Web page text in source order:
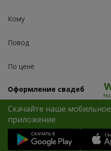
Кому
Повод
По цене
Оформление свадеб
Скачайте наше мобильное
приложение